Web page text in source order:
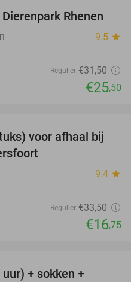
19%
Rhenen
9.5 star
Regulier €31,50
€25,50
50%
voor afhaal bij
9.4 star
Regulier €33,50
€16,75
+ sokken +